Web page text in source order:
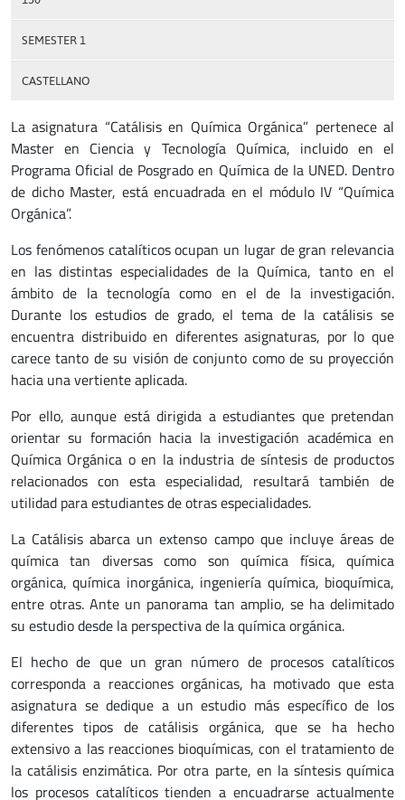
SEMESTER 1
CASTELLANO
La asignatura “Catálisis en Química Orgánica” pertenece al
Master en Ciencia y Tecnología Química, incluido en el
Programa Oficial de Posgrado en Química de la UNED. Dentro
de dicho Master, está encuadrada en el módulo IV “Química
Orgánica”.
Los fenómenos catalíticos ocupan un lugar de gran relevancia
en las distintas especialidades de la Química, tanto en el
ámbito de la tecnología como en el de la investigación.
Durante los estudios de grado, el tema de la catálisis se
encuentra distribuido en diferentes asignaturas, por lo que
carece tanto de su visión de conjunto como de su proyección
hacia una vertiente aplicada.
Por ello, aunque está dirigida a estudiantes que pretendan
orientar su formación hacia la investigación académica en
Química Orgánica o en la industria de síntesis de productos
relacionados con esta especialidad, resultará también de
utilidad para estudiantes de otras especialidades.
La Catálisis abarca un extenso campo que incluye áreas de
química tan diversas como son química física, química
orgánica, química inorgánica, ingeniería química, bioquímica,
entre otras. Ante un panorama tan amplio, se ha delimitado
su estudio desde la perspectiva de la química orgánica.
El hecho de que un gran número de procesos catalíticos
corresponda a reacciones orgánicas, ha motivado que esta
asignatura se dedique a un estudio más específico de los
diferentes tipos de catálisis orgánica, que se ha hecho
extensivo a las reacciones bioquímicas, con el tratamiento de
la catálisis enzimática. Por otra parte, en la síntesis química
los procesos catalíticos tienden a encuadrarse actualmente